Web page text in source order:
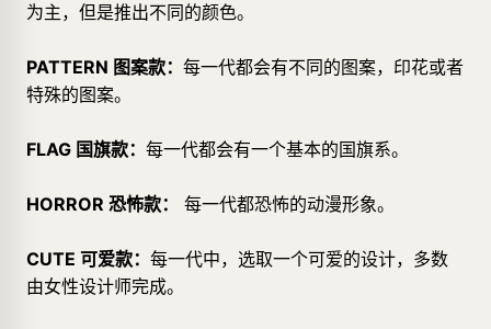
为主，但是推出不同的颜色。
PATTERN 图案款： 每一代都会有不同的图案，印花或者
特殊的图案。
FLAG 国旗款： 每一代都会有一个基本的国旗系。
HORROR 恐怖款： 每一代都恐怖的动漫形象。
CUTE 可爱款： 每一代中，选取一个可爱的设计，多数
由女性设计师完成。